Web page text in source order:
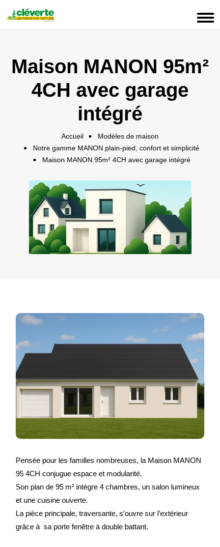
Maison MANON 95m²
4CH avec garage
intégré
Accueil
Modèles de maison
Notre gamme MANON plain-pied, confort et simplicité
Maison MANON 95m² 4CH avec garage intégré
Pensée pour les familles nombreuses, la Maison MANON
95 4CH conjugue espace et modularité.
Son plan de 95 m² intègre 4 chambres, un salon lumineux
et une cuisine ouverte.
La pièce principale, traversante, s’ouvre sur l’extérieur
grâce à sa porte fenêtre à double battant.